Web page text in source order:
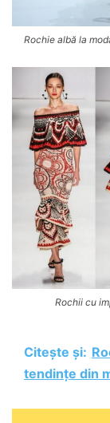
Rochie albă la
Rochii cu
Citește și:
tendințe din